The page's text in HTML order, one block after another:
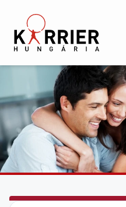
Karrier Hungária